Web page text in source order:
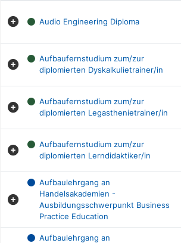
Audio Engineering Diploma
Aufbaufernstudium zum/zur
diplomierten Dyskalkulietrainer/in
Aufbaufernstudium zum/zur
diplomierten Legasthenietrainer/in
Aufbaufernstudium zum/zur
diplomierten Lerndidaktiker/in
Aufbaulehrgang an
Handelsakademien -
Ausbildungsschwerpunkt Business
Practice Education
Aufbaulehrgang an